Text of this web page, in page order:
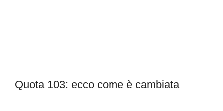
Quota 103: ecco come è cambiata